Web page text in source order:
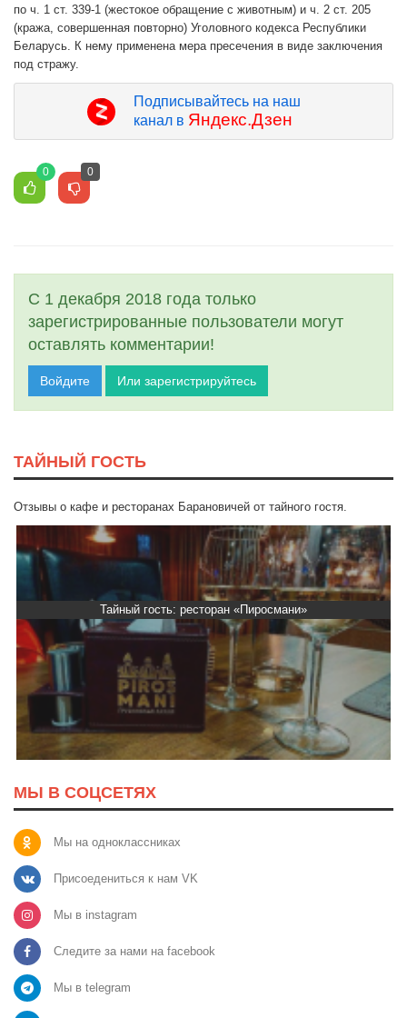
по ч. 1 ст. 339-1 (жестокое обращение с животным) и ч. 2 ст. 205
(кража, совершенная повторно) Уголовного кодекса Республики
Беларусь. К нему применена мера пресечения в виде заключения
под стражу.
Подписывайтесь на наш
канал в Яндекс.Дзен
0 0
С 1 декабря 2018 года только
зарегистрированные пользователи могут
оставлять комментарии!
Войдите Или зарегистрируйтесь
ТАЙНЫЙ ГОСТЬ
Отзывы о кафе и ресторанах Барановичей от тайного гостя.
Тайный гость: ресторан «Пиросмани»
МЫ В СОЦСЕТЯХ
Мы на одноклассниках
Присоедениться к нам VK
Мы в instagram
Следите за нами на facebook
Мы в telegram